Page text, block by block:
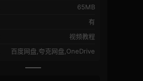
65MB
有
视频教程
百度网盘,夸克网盘,OneDrive